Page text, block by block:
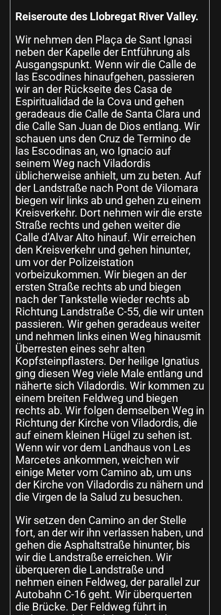
Reiseroute des Llobregat River Valley.
Wir nehmen den Plaça de Sant Ignasi
neben der Kapelle der Entführung als
Ausgangspunkt. Wenn wir die Calle de
las Escodines hinaufgehen, passieren
wir an der Rückseite des Casa de
Espiritualidad de la Cova und gehen
geradeaus die Calle de Santa Clara und
die Calle San Juan de Dios entlang. Wir
schauen uns den Cruz de Termino de
las Escodinas an, wo Ignacio auf
seinem Weg nach Viladordis
üblicherweise anhielt, um zu beten. Auf
der Landstraße nach Pont de Vilomara
biegen wir links ab und gehen zu einem
Kreisverkehr. Dort nehmen wir die erste
Straße rechts und gehen weiter die
Calle d’Alvar Alto hinauf. Wir erreichen
den Kreisverkehr und gehen hinunter,
um vor der Polizeistation
vorbeizukommen. Wir biegen an der
ersten Straße rechts ab und biegen
nach der Tankstelle wieder rechts ab
Richtung Landstraße C-55, die wir unten
passieren. Wir gehen geradeaus weiter
und nehmen links einen Weg hinausmit
Überresten eines sehr alten
Kopfsteinpflasters. Der heilige Ignatius
ging diesen Weg viele Male entlang und
näherte sich Viladordis. Wir kommen zu
einem breiten Feldweg und biegen
rechts ab. Wir folgen demselben Weg in
Richtung der Kirche von Viladordis, die
auf einem kleinen Hügel zu sehen ist.
Wenn wir vor dem Landhaus von Les
Marcetes ankommen, weichen wir
einige Meter vom Camino ab, um uns
der Kirche von Viladordis zu nähern und
die Virgen de la Salud zu besuchen.
Wir setzen den Camino an der Stelle
fort, an der wir ihn verlassen haben, und
gehen die Asphaltstraße hinunter, bis
wir die Landstraße erreichen. Wir
überqueren die Landstraße und
nehmen einen Feldweg, der parallel zur
Autobahn C-16 geht. Wir überquerten
die Brücke. Der Feldweg führt in